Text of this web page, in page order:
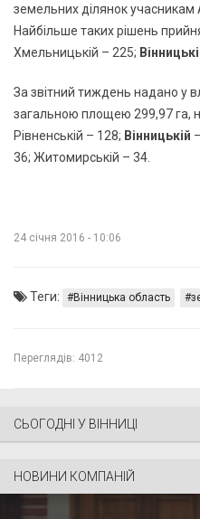
земельних ділянок
Найбільше таких рішень
Хмельницькій – 225;
За звітний тиждень надано у
загальною площею 299,97 га,
Рівненській – 128; Вінницькій
36; Житомирській – 34.
24 січня 2016 - 10:06
Теги: Вінницька область
Переглядів: 4012
СЬОГОДНІ У ВІННИЦІ
НОВИНИ КОМПАНІЙ